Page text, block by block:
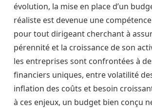
évolution, la mise en place d’un
réaliste est devenue une
pour tout dirigeant cherchant à
pérennité et la croissance de son
les entreprises sont confrontées à
financiers uniques, entre volatilité
inflation des coûts et besoin
à ces enjeux, un budget bien conçu